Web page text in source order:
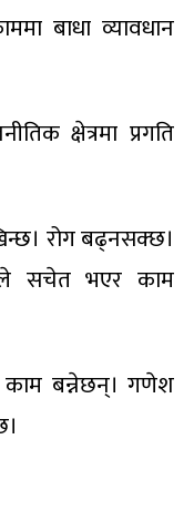
बाधा व्यावधान
क्षेत्रमा प्रगति
रोग बढ्नसक्छ।
सचेत भएर काम
काम बन्नेछन्। गणेश